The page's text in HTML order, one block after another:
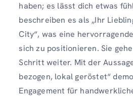
haben; es lässt dich etwas
beschreiben es als „Ihr
City“, was eine
sich zu positionieren. Sie
Schritt weiter. Mit der
bezogen, lokal geröstet“
Engagement für